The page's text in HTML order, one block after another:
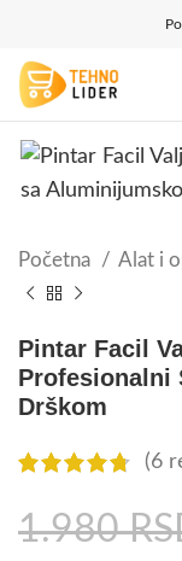
Početna Alat i
Pintar Facil
Profesionalni
Drškom
(6
1.980